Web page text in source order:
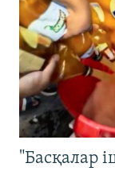
"Басқалар